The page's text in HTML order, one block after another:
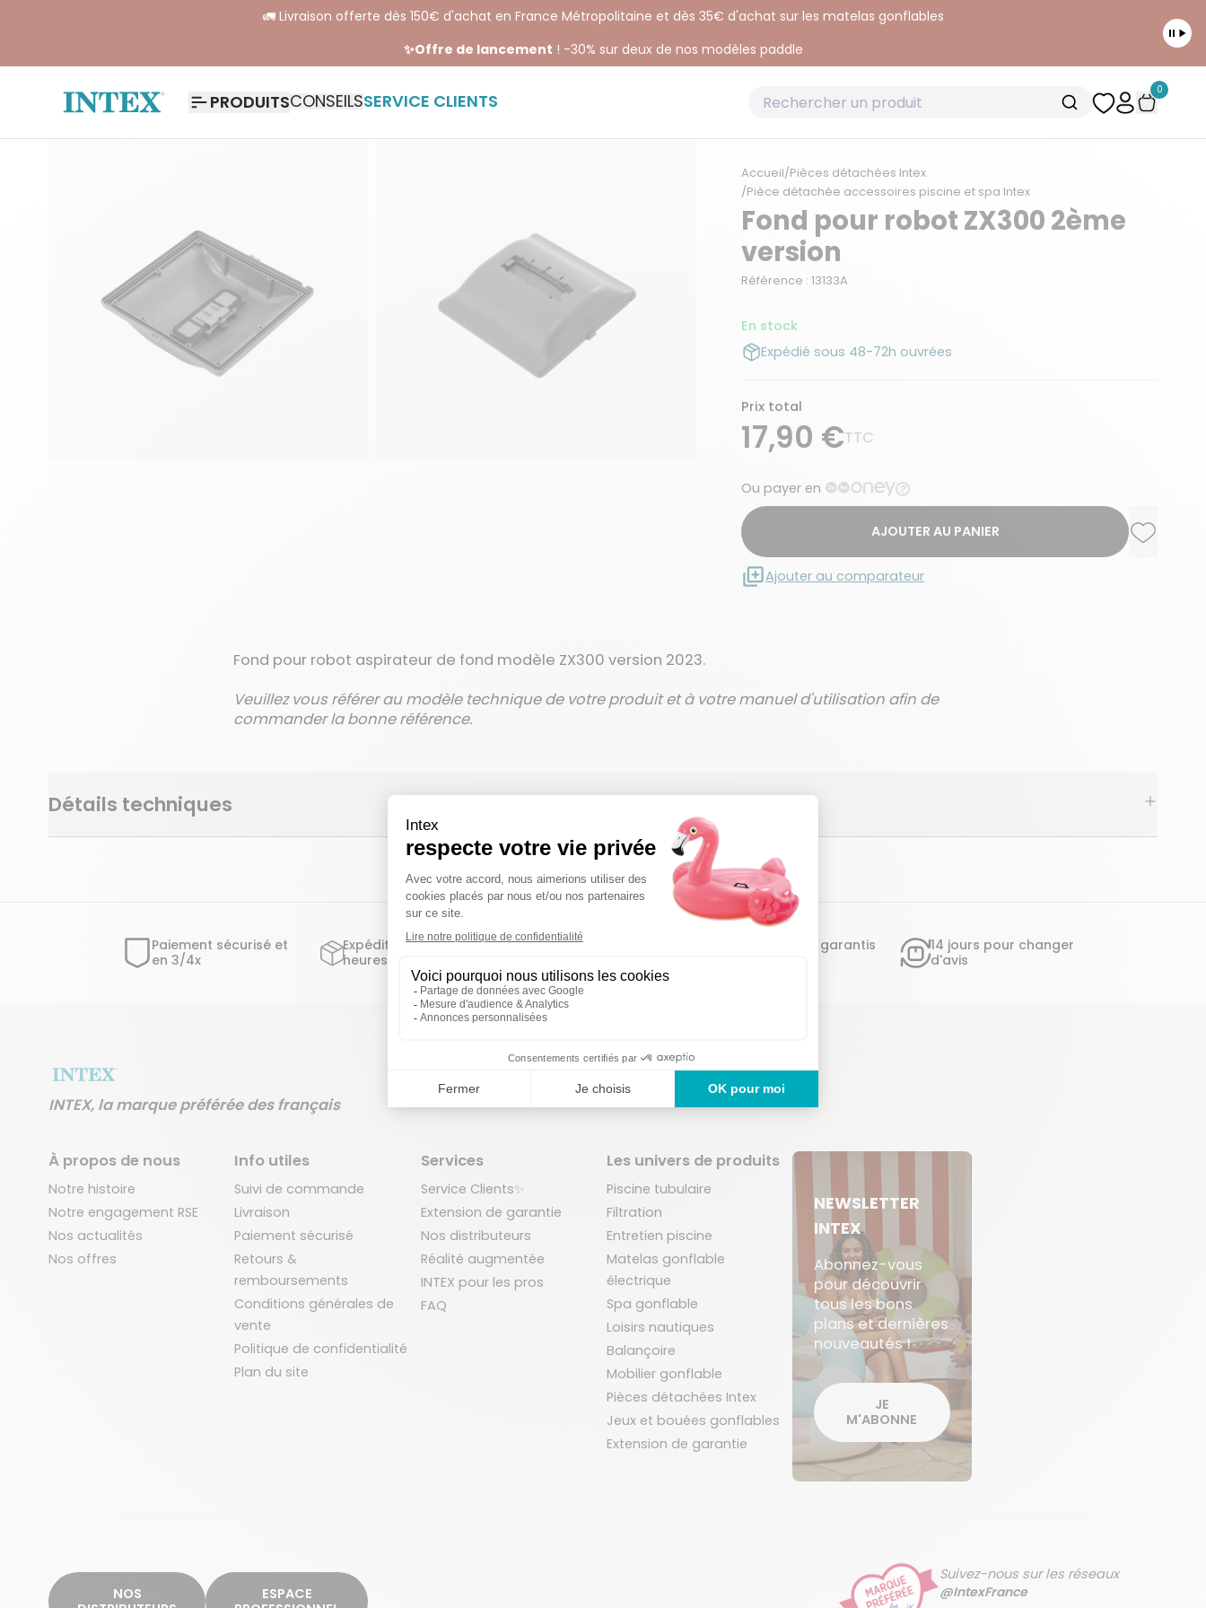
🚛 Livraison offerte dès 150€ d'achat en France Métropolitaine et dès 35€ d'achat sur les matelas gonflables
✨Offre de lancement ! -30% sur deux de nos modèles paddle
PRODUITSCONSEILSSERVICE CLIENTS
0
Accueil/Pièces détachées Intex
/Pièce détachée accessoires piscine et spa Intex
Fond pour robot ZX300 2ème
version
Référence : 13133A
En stock
Expédié sous 48-72h ouvrées
Prix total
17,90 €TTC
Ou payer en
AJOUTER AU PANIER Ajouter
Ajouter au comparateur
Fond pour robot aspirateur de fond modèle ZX300 version 2023.
Veuillez vous référer au modèle technique de votre produit et à votre manuel d'utilisation afin de
commander la bonne référence.
Détails techniques
Paiement sécurisé et
en 3/4x
Expédition sous 48-72
heures ouvrées
Des produits garantis
14 jours pour changer
d'avis
INTEX, la marque préférée des français
À propos de nous
Notre histoire
Notre engagement RSE
Nos actualités
Nos offres
Info utiles
Suivi de commande
Livraison
Paiement sécurisé
Retours &
remboursements
Conditions générales de
vente
Politique de confidentialité
Plan du site
Services
Service Clients✨
Extension de garantie
Nos distributeurs
Réalité augmentée
INTEX pour les pros
FAQ
Les univers de produits
Piscine tubulaire
Filtration
Entretien piscine
Matelas gonflable
électrique
Spa gonflable
Loisirs nautiques
Balançoire
Mobilier gonflable
Pièces détachées Intex
Jeux et bouées gonflables
Extension de garantie
NEWSLETTER
INTEX
Abonnez-vous
pour découvrir
tous les bons
plans et dernières
nouveautés !
JE
M'ABONNE
NOS
ESPACE
Suivez-nous sur les réseaux
@IntexFrance